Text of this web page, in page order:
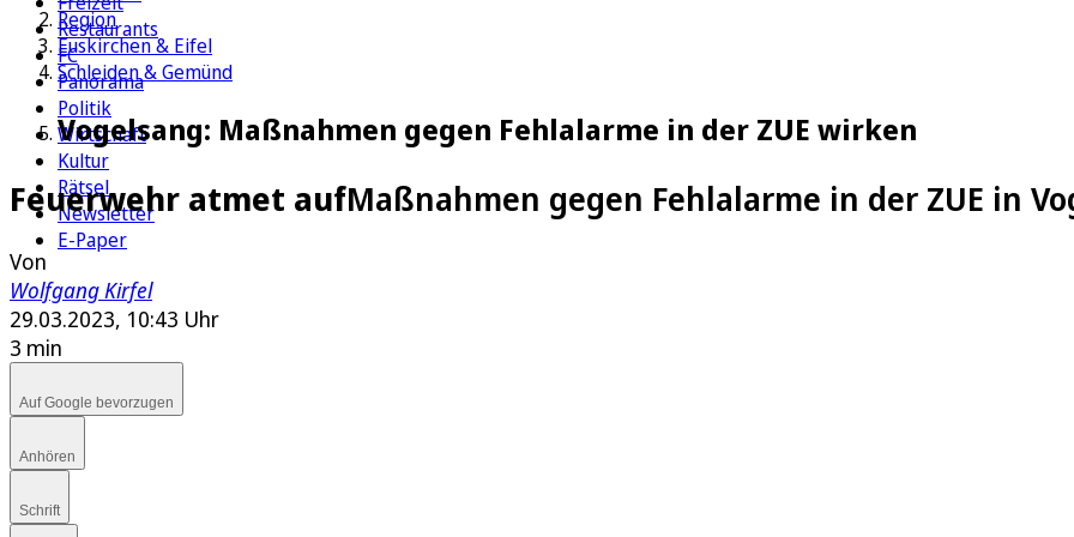
Restaurants
FC
Panorama
Politik
Wirtschaft
Kultur
Rätsel
Newsletter
E-Paper
Region
Euskirchen & Eifel
Schleiden & Gemünd
Vogelsang: Maßnahmen gegen Fehlalarme in der ZUE wirken
Feuerwehr atmet aufMaßnahmen gegen Fehlalarme in der ZUE in
Von
Wolfgang Kirfel
29.03.2023, 10:43 Uhr
3 min
Auf Google bevorzugen
Anhören
Schrift